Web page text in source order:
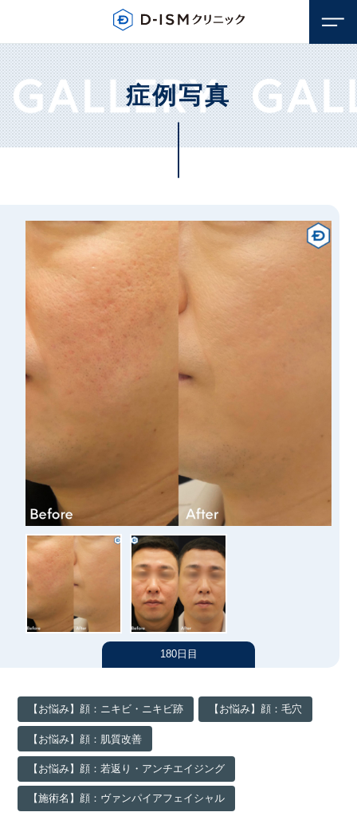
顔のお悩み
若返り・アンチエイジング
しみ・そばかす
ほくろ・いぼ
体のお悩み
若返り・アンチエイジング
汗・におい
クリニック案内
クリニックについて（東京）
名古屋
医師紹介
お知らせ
川島 眞 特別外来
症例写真
180日目
【お悩み】顔：ニキビ・ニキビ跡 【お悩み】顔：毛穴
【お悩み】顔：肌質改善
【お悩み】顔：若返り・アンチエイジング
【施術名】顔：ヴァンパイアフェイシャル